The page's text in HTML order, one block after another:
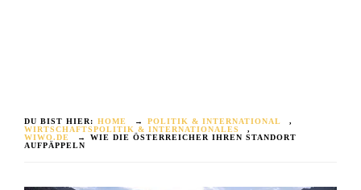
DU BIST HIER: HOME → POLITIK & INTERNATIONAL
,
WIRTSCHAFTSPOLITIK & INTERNATIONALES
,
WIWO.DE
→
WIE DIE ÖSTERREICHER IHREN STANDORT
AUFPÄPPELN